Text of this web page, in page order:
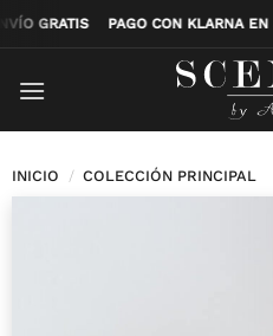
Saltar
al
ENVÍO GRATIS PAGO CON
INICIO / COLECCIÓN PRINCIPAL